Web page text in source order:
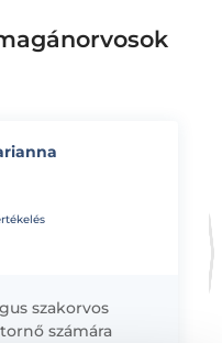
szakorvos
számára